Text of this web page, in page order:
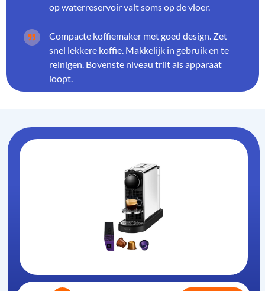
op waterreservoir valt soms op de vloer.
Compacte koffiemaker met goed design. Zet
snel lekkere koffie. Makkelijk in gebruik en te
reinigen. Bovenste niveau trilt als apparaat
loopt.